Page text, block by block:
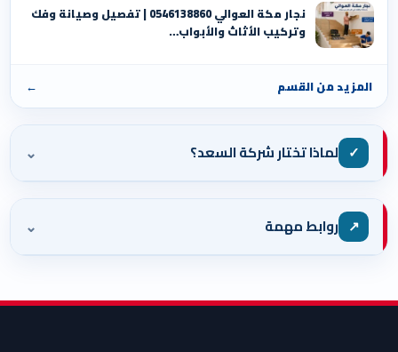
نجار مكة العوالي 0546138860⁩ | تفصيل وصيانة وفك
وتركيب الأثاث والأبواب…
المزيد من القسم ←
✓ لماذا تختار شركة السعد؟ ⌄
↗ روابط مهمة ⌄